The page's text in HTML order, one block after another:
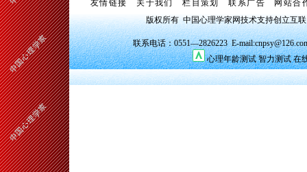
友情链接 关于我们 栏目策划 联系广告
网站合
版权所有 中国心理学家网技术支持创立互
联系电话：0551—2826223 E-
心理年龄测试 智力测试 在